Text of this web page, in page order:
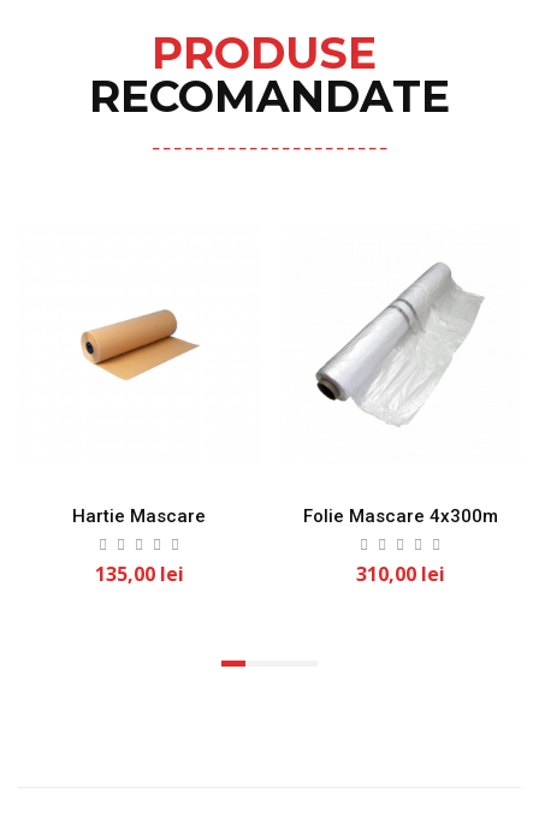
PRODUSE
RECOMANDATE
Hartie Mascare
135,00 lei
Folie Mascare 4x300m
310,00 lei